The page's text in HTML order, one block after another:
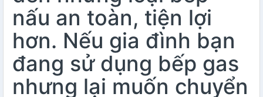
nấu an toàn, tiện lợi
hơn. Nếu gia đình bạn
đang sử dụng bếp gas
nhưng lại muốn chuyển